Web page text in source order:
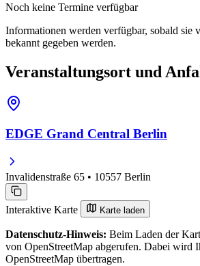
Noch keine Termine verfügbar
Informationen werden verfügbar, sobald sie
bekannt gegeben werden.
Veranstaltungsort und
EDGE Grand Central Berlin
Invalidenstraße 65 • 10557 Berlin
Interaktive Karte Karte laden
Datenschutz-Hinweis: Beim Laden der
von OpenStreetMap abgerufen. Dabei wird
OpenStreetMap übertragen.